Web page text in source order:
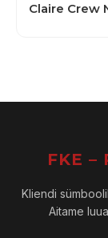
Claire Crew
FKE –
Kliendi
Aitame